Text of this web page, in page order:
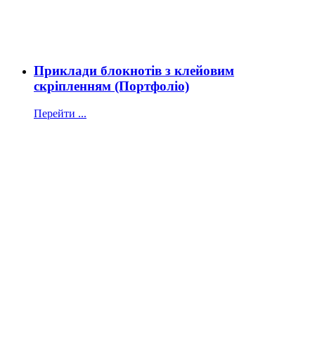
Приклади блокнотів з клейовим
скріпленням (Портфоліо)
Перейти ...